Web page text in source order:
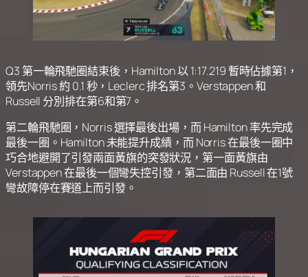
Q3 第一輪飛馳圈結束後，Hamilton 以 1:17.219 暫時佔據第1，
領先Norris 約 0.1 秒，Leclerc 排名第3。Verstappen 和
Russell 分別排在第6和第7。
第二輪飛馳圈，Norris 選擇最後出場，而 Hamilton 率先完成
最後一圈。Hamilton 未能提升成績，而 Norris 在最後一圈中
巧合地避開了引發兩面黃旗的突發狀況，第一面黃旗由
Verstappen 在最後一個彎失控引發，第二面由 Russell 在1號
彎故障停在賽道上而引發。